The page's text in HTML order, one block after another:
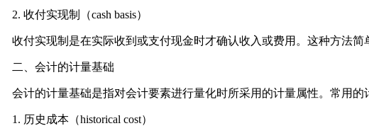
2. 收付实现制（cash basis）
收付实现制是在实际收到或支付现金时才确认收入或费用。这种方法
二、会计的计量基础
会计的计量基础是指对会计要素进行量化时所采用的计量属性。常用
1. 历史成本（historical cost）